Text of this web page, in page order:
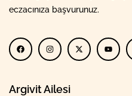
eczacınıza başvurunuz.
Argivit Ailesi